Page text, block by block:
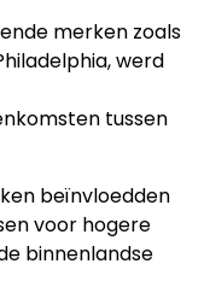
merken zoals
werd
tussen
beïnvloedden
voor hogere
binnenlandse